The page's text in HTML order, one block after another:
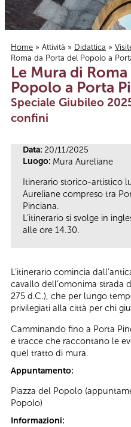
Tu sei qui
Home » Attività » Didattica »
Roma da Porta del Popolo a
Le Mura di
Popolo a Porta
Speciale Giubileo
confini
Data: 20/11/2025
Luogo: Mura Aureliane
Itinerario storico-artistico
Aureliane compreso tra
Pinciana.
L’itinerario si svolge in
alle ore 14.30.
L’itinerario comincia
cavallo dell’omonima strada
275 d.C.), che per lungo
privilegiati alla città per chi
Camminando fino a Porta
e tracce che raccontano le
quel tratto di mura.
Appuntamento:
Piazza del Popolo
Popolo)
Informazioni: